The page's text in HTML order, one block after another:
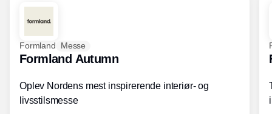
Formland Messe
Formland Autumn
Oplev Nordens mest inspirerende interiør- og
livsstilsmesse